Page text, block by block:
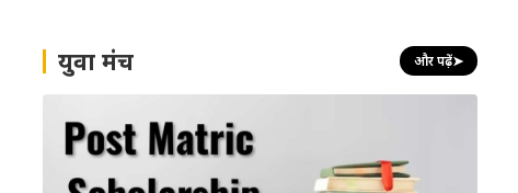
युवा मंच और पढ़ें➤